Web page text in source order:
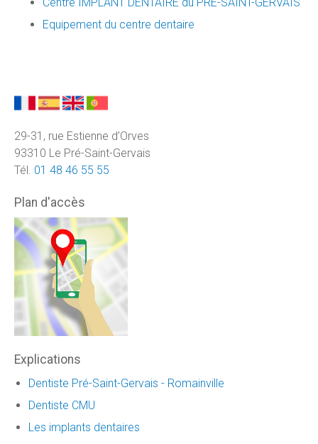
Equipement du centre dentaire
29-31, rue Estienne d’Orves
93310 Le Pré-Saint-Gervais
Tél. 01 48 46 55 55
Plan d'accès
Explications
Dentiste Pré-Saint-Gervais - Romainville
Dentiste CMU
Les implants dentaires